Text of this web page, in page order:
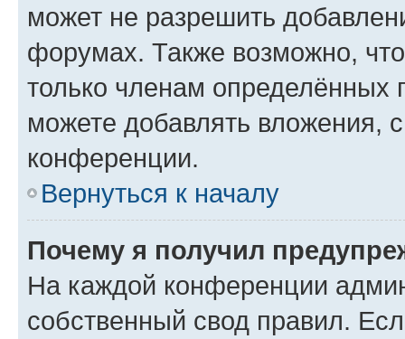
может не разрешить
форумах. Также возможно,
только членам определённых
можете добавлять вложения,
конференции.
Вернуться к началу
Почему я получил
На каждой конференции
собственный свод правил.